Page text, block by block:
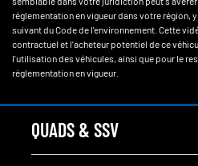
réglementation en vigueur dans votre région,
suivant du Code de l'environnement. Cette
contractuel et l'acheteur potentiel de ce
l'utilisation des véhicules, ainsi que pour le
réglementation en vigueur.
QUADS & SSV